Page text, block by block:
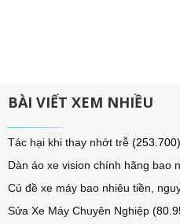
BÀI VIẾT XEM NHIỀU
Tác hại khi thay nhớt trễ (253.700)
Dàn áo xe vision chính hãng bao
Củ đề xe máy bao nhiêu tiền,
Sửa Xe Máy Chuyên Nghiệp